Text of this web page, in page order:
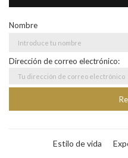
Nombre
Dirección de correo electrónico:
Estilo de vida